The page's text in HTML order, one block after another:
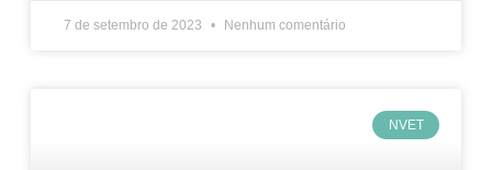
7 de setembro de 2023 Nenhum comentário
NVET